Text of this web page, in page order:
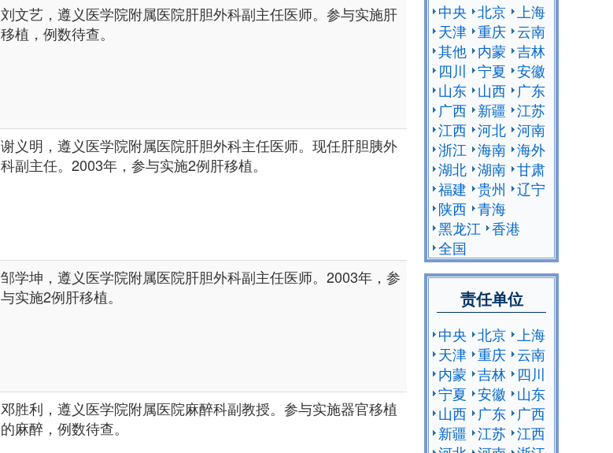
刘文艺，遵义医学院附属医院肝胆外科副主任医师。参与实施肝
移植，例数待查。
谢义明，遵义医学院附属医院肝胆外科主任医师。现任肝胆胰外
科副主任。2003年，参与实施2例肝移植。
邹学坤，遵义医学院附属医院肝胆外科副主任医师。2003年，参
与实施2例肝移植。
邓胜利，遵义医学院附属医院麻醉科副教授。参与实施器官移植
的麻醉，例数待查。
中央 北京
上海
天津 重庆 云南
其他 内蒙 吉林
四川
宁夏 安徽
山东 山西
广东
广西 新疆 江苏
江西 河北 河南
浙江 海南 海外
湖北 湖南 甘肃
福建 贵州
辽宁
陕西 青海
黑龙江 香港
全国
责任单位
中央 北京
上海
天津 重庆 云南
内蒙 吉林
四川
宁夏 安徽
山东
山西
广东
广西
新疆 江苏 江西